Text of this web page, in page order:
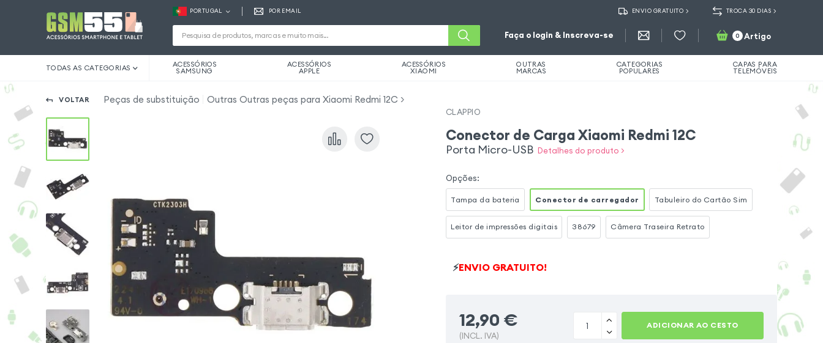
PORTUGAL POR EMAIL ENVIO GRATUITO TROCA 30 DIAS
Faça o login & Inscreva-se 0 Artigo
TODAS AS CATEGORIAS ACESSÓRIOS
SAMSUNG
ACESSÓRIOS
APPLE
ACESSÓRIOS
XIAOMI
OUTRAS
MARCAS
CATEGORIAS
POPULARES
CAPAS PARA
TELEMÓVEIS
VOLTAR Peças de substituição Outras Outras peças para Xiaomi Redmi 12C
CLAPPIO
Conector de Carga Xiaomi Redmi 12C
Porta Micro-USB Detalhes do produto >
Opções:
Tampa da bateria Conector de carregador Tabuleiro do Cartão Sim
Leitor de impressões digitais 38679 Câmera Traseira Retrato
⚡ENVIO GRATUITO!
12,90 €
(INCL. IVA)
ADICIONAR AO CESTO